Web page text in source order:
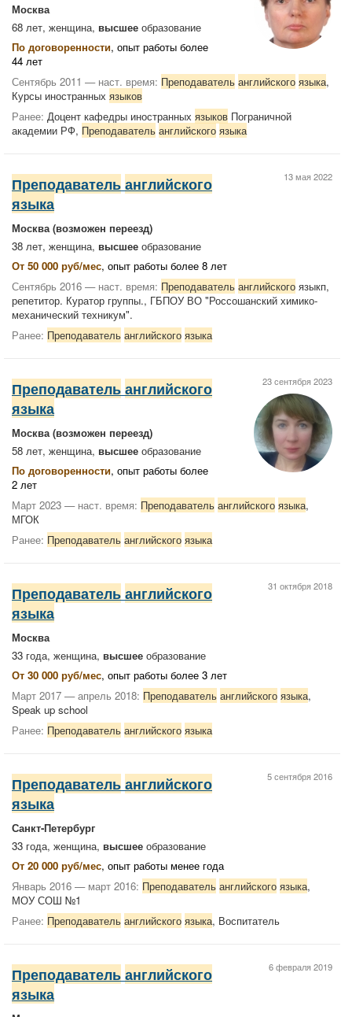
Москва
68 лет, женщина, высшее образование
По договоренности, опыт работы более
44 лет
Сентябрь 2011 — наст. время: Преподаватель английского языка,
Курсы иностранных языков
Ранее: Доцент кафедры иностранных языков Пограничной
академии РФ, Преподаватель английского языка
13 мая 2022
Преподаватель английского
языка
Москва(возможен переезд)
38 лет, женщина, высшее образование
От 50 000 руб/мес, опыт работы более 8 лет
Сентябрь 2016 — наст. время: Преподаватель английского языкп,
репетитор. Куратор группы., ГБПОУ ВО "Россошанский химико-
механический техникум".
Ранее: Преподаватель английского языка
23 сентября 2023
Преподаватель английского
языка
Москва(возможен переезд)
58 лет, женщина, высшее образование
По договоренности, опыт работы более
2 лет
Март 2023 — наст. время: Преподаватель английского языка,
МГОК
Ранее: Преподаватель английского языка
31 октября 2018
Преподаватель английского
языка
Москва
33 года, женщина, высшее образование
От 30 000 руб/мес, опыт работы более 3 лет
Март 2017 — апрель 2018: Преподаватель английского языка,
Speak up school
Ранее: Преподаватель английского языка
5 сентября 2016
Преподаватель английского
языка
Санкт-Петербург
33 года, женщина, высшее образование
От 20 000 руб/мес, опыт работы менее года
Январь 2016 — март 2016: Преподаватель английского языка,
МОУ СОШ №1
Ранее: Преподаватель английского языка, Воспитатель
6 февраля 2019
Преподаватель английского
языка